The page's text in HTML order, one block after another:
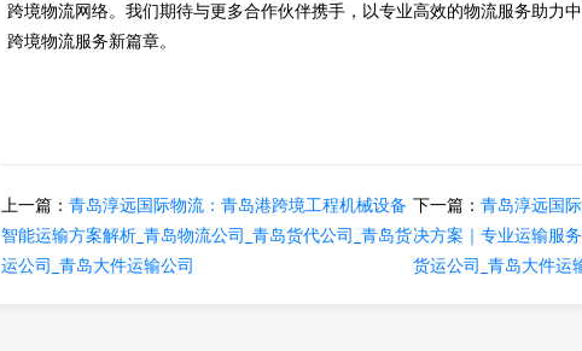
跨境物流网络。我们期待与更多合作伙伴携手，以专业高效的物流服务助力
跨境物流服务新篇章。
上一篇： 青岛淳远国际物流：青岛港跨境工程机械设备
智能运输方案解析_青岛物流公司_青岛货代公司_青岛货
运公司_青岛大件运输公司
下一篇： 青岛淳远国
决方案｜专业运输服
货运公司_青岛大件运